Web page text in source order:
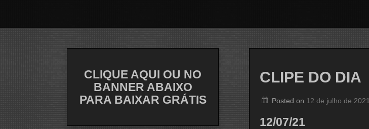
CLIPE DO DIA
Posted on 12 de julho de 2021
12/07/21
CLIQUE AQUI OU NO
BANNER ABAIXO
PARA BAIXAR GRÁTIS